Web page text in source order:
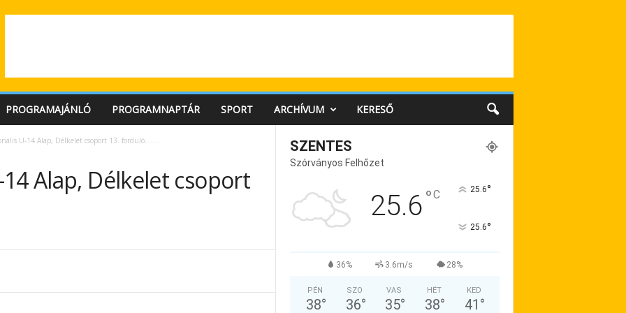
PROGRAMAJÁNLÓ PROGRAMNAPTÁR SPORT ARCHÍVUM KERESŐ
U-14 Alap, Délkelet csoport 13. forduló…….
Alap, Délkelet csoport
SZENTES
Szórványos Felhőzet
25.6°C 25.6°
25.6°
36% 3.6m/s 28%
PÉN
38°
SZO
36°
VAS
35°
HÉT
38°
KED
41 °